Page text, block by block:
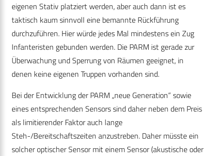
eigenen Stativ platziert werden, aber auch dann ist es
taktisch kaum sinnvoll eine bemannte Rückführung
durchzuführen. Hier würde jedes Mal mindestens ein Zug
Infanteristen gebunden werden. Die PARM ist gerade zur
Überwachung und Sperrung von Räumen geeignet, in
denen keine eigenen Truppen vorhanden sind.
Bei der Entwicklung der PARM „neue Generation“ sowie
eines entsprechenden Sensors sind daher neben dem Preis
als limitierender Faktor auch lange
Steh-/Bereitschaftszeiten anzustreben. Daher müsste ein
solcher optischer Sensor mit einem Sensor (akustische oder